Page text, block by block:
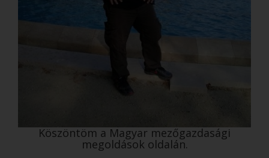
Köszöntöm a Magyar mezőgazdasági
megoldások oldalán.